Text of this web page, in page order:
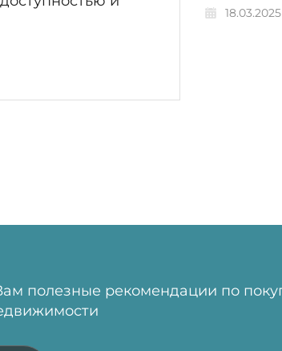
18.03.2025
полезные рекомендации по